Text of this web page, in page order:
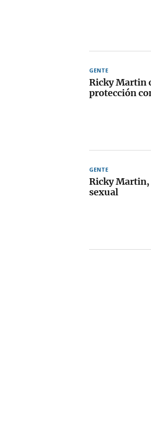
GENTE
Ricky Martin
protección
GENTE
Ricky Martin,
sexual